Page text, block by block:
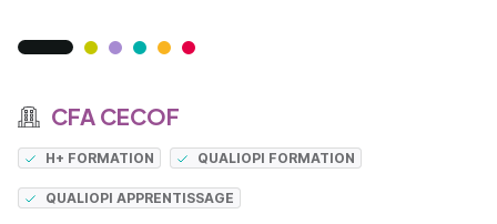
CFA CECOF
H+ FORMATION QUALIOPI FORMATION
QUALIOPI APPRENTISSAGE